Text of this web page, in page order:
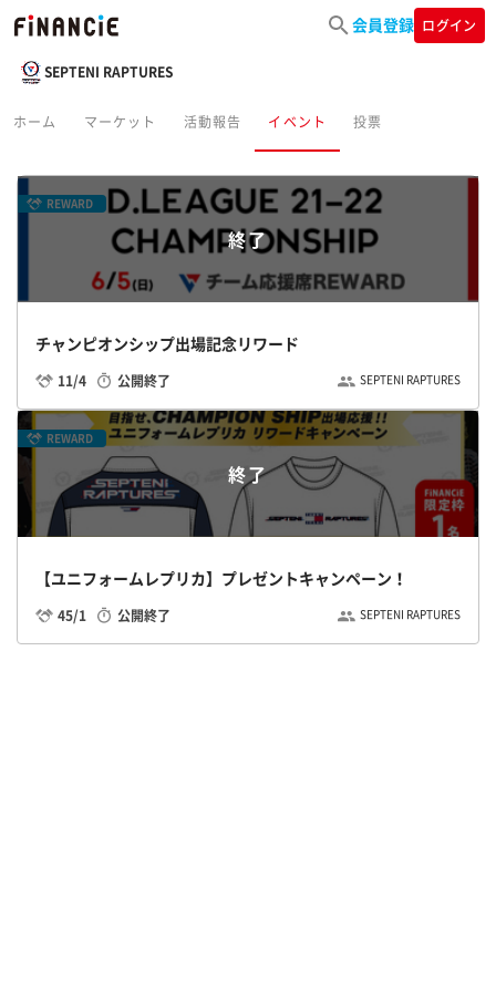
会員登録 ログイン
SEPTENI RAPTURES
ホーム マーケット 活動報告 イベント 投票
REWARD
終了
チャンピオンシップ出場記念リワード
11/4 公開終了 SEPTENI RAPTURES
REWARD
終了
【ユニフォームレプリカ】プレゼントキャンペーン！
45/1 公開終了 SEPTENI RAPTURES